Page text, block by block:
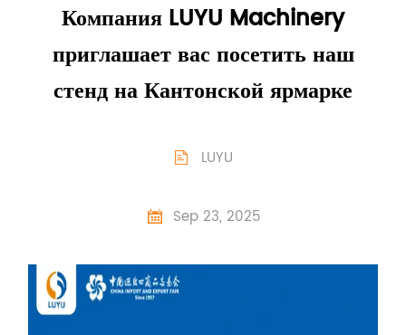
Компания LUYU Machinery
приглашает вас посетить наш
стенд на Кантонской ярмарке
 LUYU
 Sep 23, 2025